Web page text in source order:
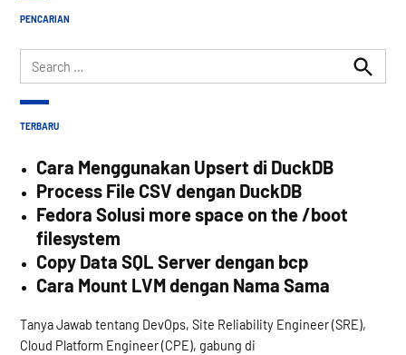
PENCARIAN
Search
for:
Search
TERBARU
Cara Menggunakan Upsert di DuckDB
Process File CSV dengan DuckDB
Fedora Solusi more space on the /boot
filesystem
Copy Data SQL Server dengan bcp
Cara Mount LVM dengan Nama Sama
Tanya Jawab tentang DevOps, Site Reliability Engineer (SRE),
Cloud Platform Engineer (CPE), gabung di